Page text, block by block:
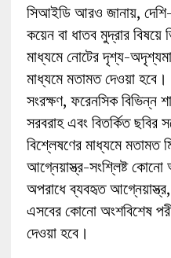
সিআইডি আরও জানায়, দেশি-
কয়েন বা ধাতব মুদ্রার বিষয়ে
মাধ্যমে নোটের দৃশ্য-
মাধ্যমে মতামত দেওয়া
সংরক্ষণ, ফরেনসিক বিভিন্ন
সরবরাহ এবং বিতর্কিত ছবির
বিশ্লেষণের মাধ্যমে মতামত
আগ্নেয়াস্ত্র-সংশ্লিষ্ট কোনো
অপরাধে ব্যবহৃত আগ্নেয়াস্ত্র,
এসবের কোনো অংশবিশেষ
দেওয়া হবে।